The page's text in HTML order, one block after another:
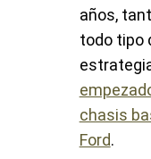
años,
todo tipo
chasis
Ford.